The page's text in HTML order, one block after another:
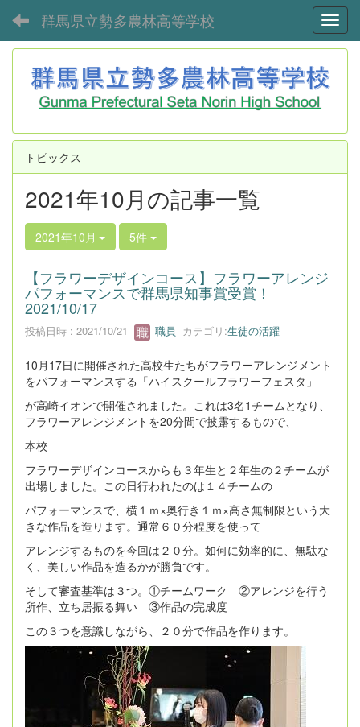
群馬県立勢多農林高等学校
トピックス
2021年10月の記事一覧
2021年10月 5件
【フラワーデザインコース】フラワーアレンジ
パフォーマンスで群馬県知事賞受賞！
2021/10/17
投稿日時 : 2021/10/21 職員 カテゴリ:生徒の活躍
10月17日に開催された高校生たちがフラワーアレンジメント
をパフォーマンスする「ハイスクールフラワーフェスタ」
が高崎イオンで開催されました。これは3名1チームとなり、
フラワーアレンジメントを20分間で披露するもので、
本校
フラワーデザインコースからも３年生と２年生の２チームが
出場しました。この日行われたのは１４チームの
パフォーマンスで、横１ｍ×奥行き１ｍ×高さ無制限という大
きな作品を造ります。通常６０分程度を使って
アレンジするものを今回は２０分。如何に効率的に、無駄な
く、美しい作品を造るかが勝負です。
そして審査基準は３つ。①チームワーク ②アレンジを行う
所作、立ち居振る舞い ③作品の完成度
この３つを意識しながら、２０分で作品を作ります。